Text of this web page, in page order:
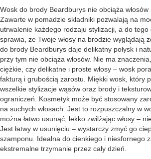
Wosk do brody Beardburys nie obciąża włosów
Zawarte w pomadzie składniki pozwalają na
utrwalenie każdego rodzaju stylizacji, a do tego
sprawia, że Twoje włosy na brodzie wyglądają
do brody Beardburys daje delikatny połysk i
przy tym nie obciąża włosów. Nie ma
ciężkie, czy delikatne i proste włosy – wosk
fakturą i grubością zarostu. Miękki wosk, który
wszelkie stylizacje wąsów oraz brody i
ograniczeń. Kosmetyk może być stosowany
na suchych włosach. Jest to rozpuszczalny w
można łatwo usunąć, lekko zwilżając włosy –
Jest łatwy w usunięciu – wystarczy zmyć go
szamponu. Idealna do cienkiego i niesfornego
ekstremalne trzymanie przez cały dzień.